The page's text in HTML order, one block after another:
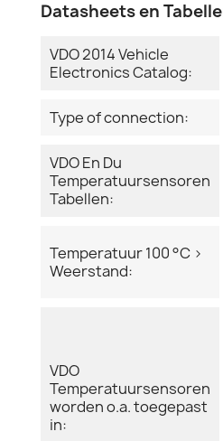
Datasheets en
VDO 2014 Vehicle
Electronics Catalog:
Type of connection:
VDO En Du
Temperatuursensoren
Tabellen:
Temperatuur 100 °C >
Weerstand:
VDO
Temperatuursensoren
worden o.a. toegepast
in: